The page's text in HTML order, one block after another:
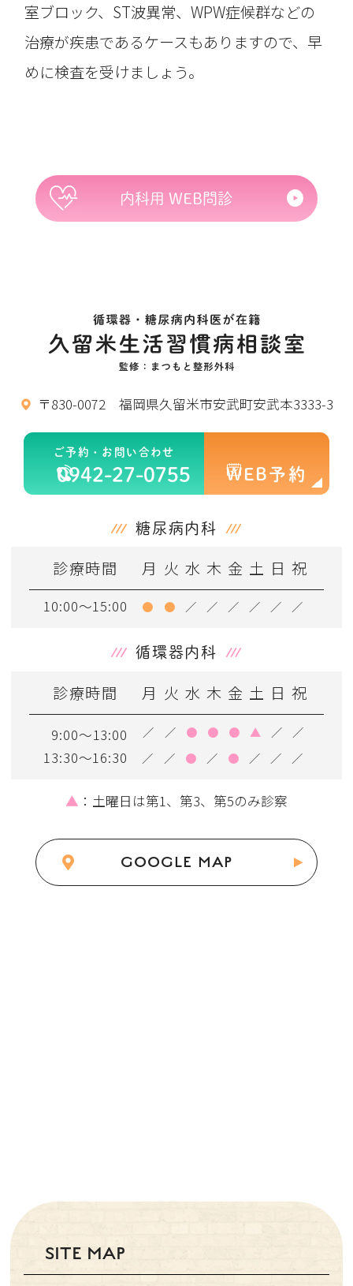
室ブロック、ST波異常、WPW症候群などの
治療が疾患であるケースもありますので、早
めに検査を受けましょう。
内科用 WEB問診
〒830-0072 福岡県久留米市安武町安武本3333-3
ご予約・お問い合わせ
0942-27-0755 WEB予約
糖尿病内科
診療時間 月 火 水 木 金 土 日 祝
10:00～15:00 ● ● ／ ／ ／ ／ ／ ／
循環器内科
診療時間 月 火 水 木 金 土 日 祝
9:00～13:00 ／ ／ ● ● ● ▲ ／ ／
13:30～16:30 ／ ／ ● ／ ● ／ ／ ／
▲ ：土曜日は第1、第3、第5のみ診察
GOOGLE MAP
SITE MAP